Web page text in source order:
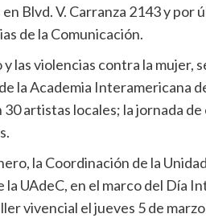
Blvd. V. Carranza 2143 y por
de la Comunicación.
las violencias contra la mujer,
la Academia Interamericana
artistas locales; la jornada de
la Coordinación de la
UAdeC, en el marco del Día
vivencial el jueves 5 de